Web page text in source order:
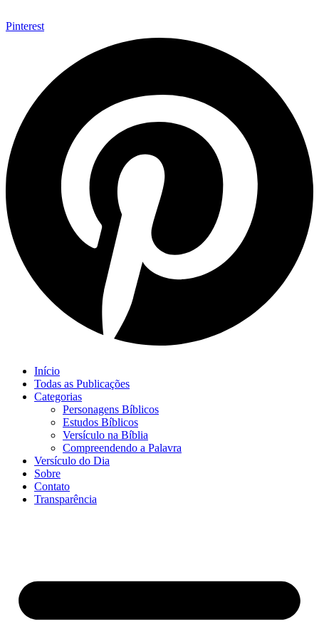
Pinterest
Início
Todas as Publicações
Categorias
Personagens Bíblicos
Estudos Bíblicos
Versículo na Bíblia
Compreendendo a Palavra
Versículo do Dia
Sobre
Contato
Transparência